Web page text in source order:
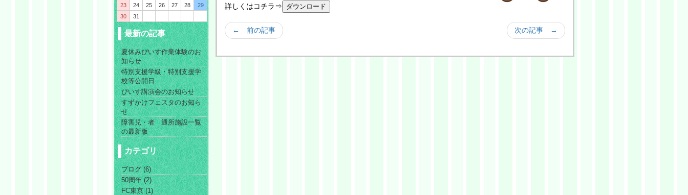
詳しくはコチラ⇒
次の記事 →
← 前の記事
23
24 25 26 27 28
29
30
31
最新の記事
夏休みぴいす作業体験のお
知らせ
特別支援学級・特別支援学
校等公開日
ぴいす講演会のお知らせ
すずかけフェスタのお知ら
せ
障害児・者 通所施設一覧
の最新版
カテゴリ
ブログ (6)
50周年 (2)
FC東京 (1)